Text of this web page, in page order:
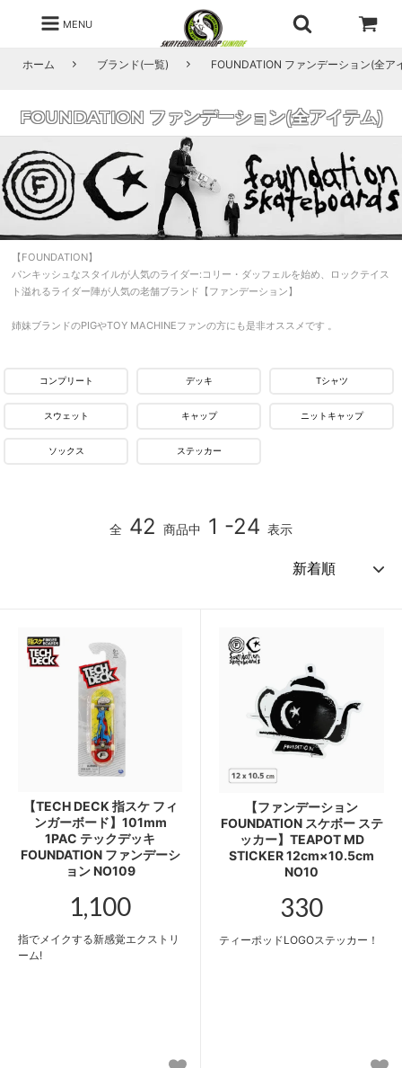
MENU
ホーム ブランド(一覧) FOUNDATION ファンデーション(全ア
FOUNDATION ファンデーション(全アイテム)
【FOUNDATION】
パンキッシュなスタイルが人気のライダー:コリー・ダッフェルを始め、ロックテイス
ト溢れるライダー陣が人気の老舗ブランド【ファンデーション】
姉妹ブランドのPIGやTOY MACHINEファンの方にも是非オススメです 。
コンプリート デッキ Tシャツ
スウェット キャップ ニットキャップ
ソックス ステッカー
全 42 商品中 1 -24 表示
【TECH DECK 指スケ フィ
ンガーボード】101mm
1PAC テックデッキ
FOUNDATION ファンデーシ
ョン NO109
1,100
指でメイクする新感覚エクストリ
ーム!
【ファンデーション
FOUNDATION スケボー ステ
ッカー】TEAPOT MD
STICKER 12cm×10.5cm
NO10
330
ティーポッドLOGOステッカー！